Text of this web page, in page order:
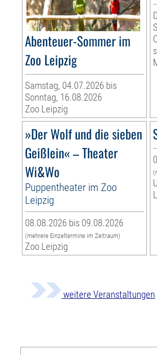
Abenteuer-Sommer im
Zoo Leipzig
Samstag, 04.07.2026 bis
Sonntag, 16.08.2026
Zoo Leipzig
»Der Wolf und die sieben
Geißlein« – Theater
Wi&Wo
Puppentheater im Zoo
Leipzig
08.08.2026 bis 09.08.2026
(mehrere Einzeltermine im Zeitraum)
Zoo Leipzig
weitere Veranstaltungen